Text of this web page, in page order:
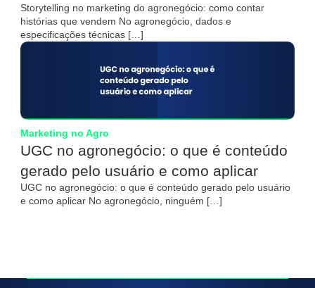
Storytelling no marketing do agronegócio: como contar
histórias que vendem No agronegócio, dados e
especificações técnicas […]
Marketing no Agro
UGC no agronegócio: o que é conteúdo
gerado pelo usuário e como aplicar
UGC no agronegócio: o que é conteúdo gerado pelo usuário
e como aplicar No agronegócio, ninguém […]